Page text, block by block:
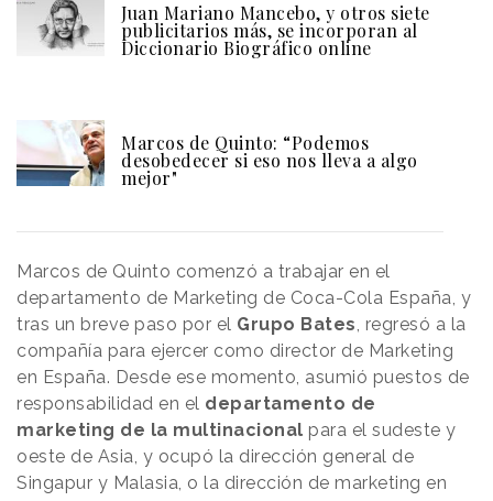
Juan Mariano Mancebo, y otros siete
publicitarios más, se incorporan al
Diccionario Biográfico online
Marcos de Quinto: “Podemos
desobedecer si eso nos lleva a algo
mejor"
Marcos de Quinto comenzó a trabajar en el
departamento de Marketing de Coca-Cola España, y
tras un breve paso por el Grupo Bates, regresó a la
compañía para ejercer como director de Marketing
en España. Desde ese momento, asumió puestos de
responsabilidad en el departamento de
marketing de la multinacional para el sudeste y
oeste de Asia, y ocupó la dirección general de
Singapur y Malasia, o la dirección de marketing en